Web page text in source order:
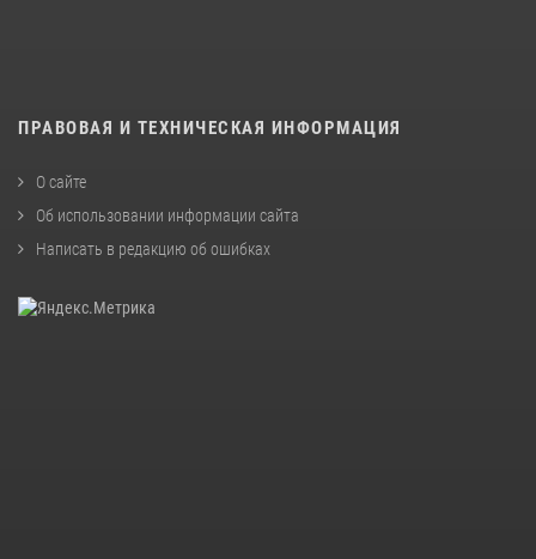
ПРАВОВАЯ И ТЕХНИЧЕСКАЯ ИНФОРМАЦИЯ
О сайте
Об использовании информации сайта
Написать в редакцию об ошибках